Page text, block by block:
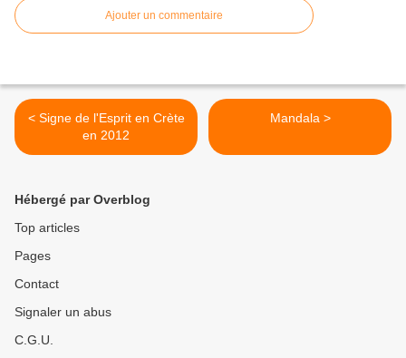
Ajouter un commentaire
< Signe de l'Esprit en Crète
en 2012
Mandala >
Hébergé par Overblog
Top articles
Pages
Contact
Signaler un abus
C.G.U.